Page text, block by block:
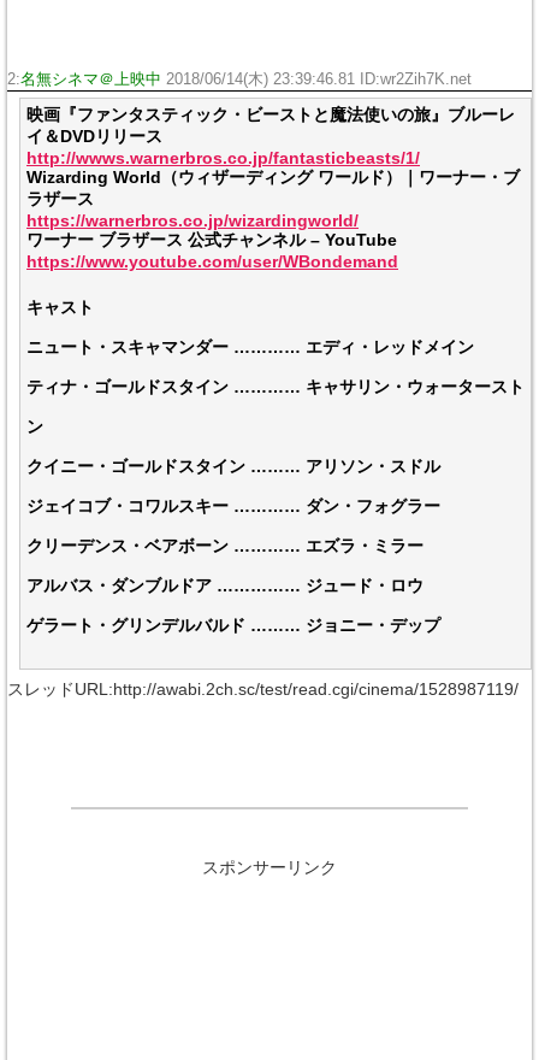
2:名無シネマ＠上映中 2018/06/14(木) 23:39:46.81 ID:wr2Zih7K.net
映画『ファンタスティック・ビーストと魔法使いの旅』ブルーレ
イ＆DVDリリース
http://wwws.warnerbros.co.jp/fantasticbeasts/1/
Wizarding World（ウィザーディング ワールド）｜ワーナー・ブ
ラザース
https://warnerbros.co.jp/wizardingworld/
ワーナー ブラザース 公式チャンネル – YouTube
https://www.youtube.com/user/WBondemand
キャスト
ニュート・スキャマンダー ………… エディ・レッドメイン
ティナ・ゴールドスタイン ………… キャサリン・ウォータースト
ン
クイニー・ゴールドスタイン ……… アリソン・スドル
ジェイコブ・コワルスキー ………… ダン・フォグラー
クリーデンス・ベアボーン ………… エズラ・ミラー
アルバス・ダンブルドア …………… ジュード・ロウ
ゲラート・グリンデルバルド ……… ジョニー・デップ
スレッドURL:http://awabi.2ch.sc/test/read.cgi/cinema/1528987119/
スポンサーリンク